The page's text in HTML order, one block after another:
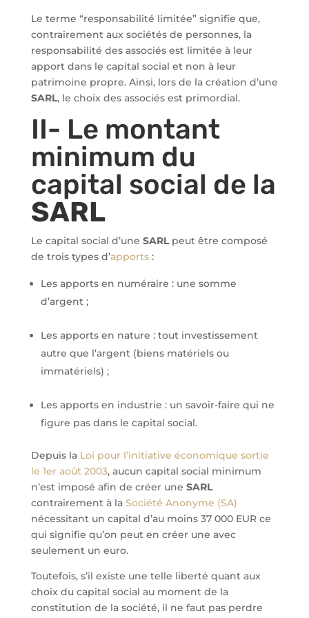
Le terme “responsabilité limitée” signifie que,
contrairement aux sociétés de personnes, la
responsabilité des associés est limitée à leur
apport dans le capital social et non à leur
patrimoine propre. Ainsi, lors de la création d’une
SARL, le choix des associés est primordial.
II- Le montant
minimum du
capital social de la
SARL
Le capital social d’une SARLpeut être composé
de trois types d’apports:
Les apports en numéraire : une somme
d’argent ;
Les apports en nature : tout investissement
autre que l’argent (biens matériels ou
immatériels) ;
Les apports en industrie : un savoir-faire qui ne
figure pas dans le capital social.
Depuis la Loi pour l’initiative économique sortie
le 1er août 2003, aucun capital social minimum
n’est imposé afin de créer une SARL
contrairement à la Société Anonyme (SA)
nécessitant un capital d’au moins 37 000 EUR ce
qui signifie qu’on peut en créer une avec
seulement un euro.
Toutefois, s’il existe une telle liberté quant aux
choix du capital social au moment de la
constitution de la société, il ne faut pas perdre